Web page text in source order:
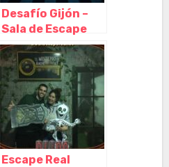
Desafío Gijón –
Sala de Escape
Room, Gijón –
Asturias
Escape Real